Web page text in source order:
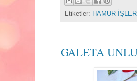
Etiketler: HAMUR İŞLERİ
GALETA